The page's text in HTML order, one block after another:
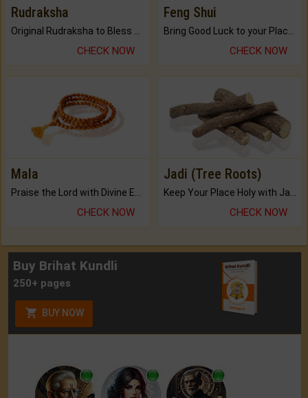
Rudraksha
CHECK NOW
Feng Shui
CHECK NOW
Mala
CHECK NOW
Jadi (Tree Roots)
CHECK NOW
Buy Brihat Kundli
250+ pages
BUY NOW